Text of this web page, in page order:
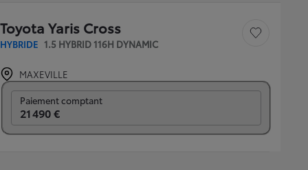
Toyota Yaris Cross
HYBRIDE 1.5 HYBRID 116H DYNAMIC
Sauvegarder le
MAXEVILLE
Paiement comptant
21 490 €